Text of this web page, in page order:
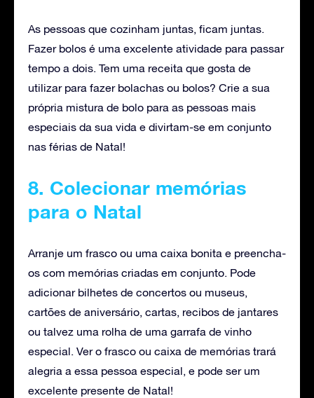
As pessoas que cozinham juntas, ficam juntas.
Fazer bolos é uma excelente atividade para passar
tempo a dois. Tem uma receita que gosta de
utilizar para fazer bolachas ou bolos? Crie a sua
própria mistura de bolo para as pessoas mais
especiais da sua vida e divirtam-se em conjunto
nas férias de Natal!
8. Colecionar memórias
para o Natal
Arranje um frasco ou uma caixa bonita e preencha-
os com memórias criadas em conjunto. Pode
adicionar bilhetes de concertos ou museus,
cartões de aniversário, cartas, recibos de jantares
ou talvez uma rolha de uma garrafa de vinho
especial. Ver o frasco ou caixa de memórias trará
alegria a essa pessoa especial, e pode ser um
excelente presente de Natal!